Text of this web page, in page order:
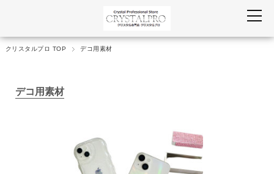
クリスタルプロ TOP デコ用素材
デコ用素材